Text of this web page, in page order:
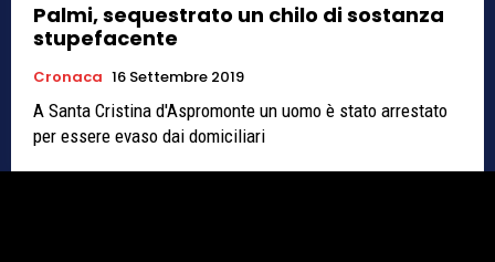
Palmi, sequestrato un chilo di sostanza
stupefacente
Cronaca 16 Settembre 2019
A Santa Cristina d'Aspromonte un uomo è stato arrestato
per essere evaso dai domiciliari